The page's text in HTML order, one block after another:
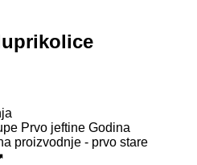
Prvo jeftine Godina
proizvodnje - prvo stare